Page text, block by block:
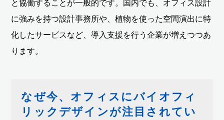
と協働することが一般的です。国内でも、オフィス設計
に強みを持つ設計事務所や、植物を使った空間演出に特
化したサービスなど、導入支援を行う企業が増えつつあ
ります。
なぜ今、オフィスにバイオフィ
リックデザインが注目されてい